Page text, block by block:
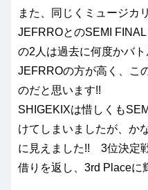
また、同じくミュージカ
JEFRROとのSEMI
の2人は過去に何度かバ
JEFRROの方が高く、こ
のだと思います!!
SHIGEKIXは惜しくも
けてしまいましたが、か
に見えました!! 3位決定
借りを返し、3rd Placeに